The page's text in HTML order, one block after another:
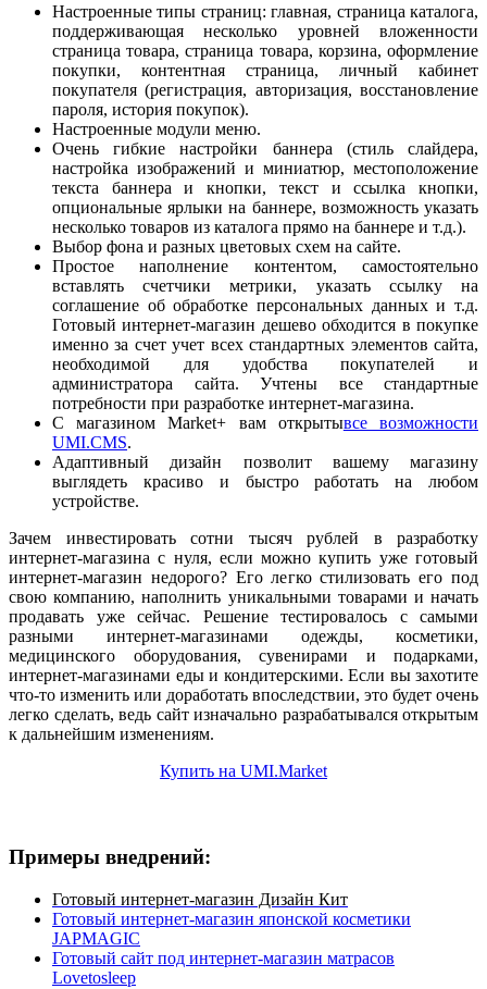
Настроенные типы страниц: главная, страница каталога,
поддерживающая несколько уровней вложенности
страница товара, страница товара, корзина, оформление
покупки, контентная страница, личный кабинет
покупателя (регистрация, авторизация, восстановление
пароля, история покупок).
Настроенные модули меню.
Очень гибкие настройки баннера (стиль слайдера,
настройка изображений и миниатюр, местоположение
текста баннера и кнопки, текст и ссылка кнопки,
опциональные ярлыки на баннере, возможность указать
несколько товаров из каталога прямо на баннере и т.д.).
Выбор фона и разных цветовых схем на сайте.
Простое наполнение контентом, самостоятельно
вставлять счетчики метрики, указать ссылку на
соглашение об обработке персональных данных и т.д.
Готовый интернет-магазин дешево обходится в покупке
именно за счет учет всех стандартных элементов сайта,
необходимой для удобства покупателей и
администратора сайта. Учтены все стандартные
потребности при разработке интернет-магазина.
С магазином Market+ вам открытывсе возможности
UMI.CMS.
Адаптивный дизайн позволит вашему магазину
выглядеть красиво и быстро работать на любом
устройстве.
Зачем инвестировать сотни тысяч рублей в разработку
интернет-магазина с нуля, если можно купить уже готовый
интернет-магазин недорого? Его легко стилизовать его под
свою компанию, наполнить уникальными товарами и начать
продавать уже сейчас. Решение тестировалось с самыми
разными интернет-магазинами одежды, косметики,
медицинского оборудования, сувенирами и подарками,
интернет-магазинами еды и кондитерскими. Если вы захотите
что-то изменить или доработать впоследствии, это будет очень
легко сделать, ведь сайт изначально разрабатывался открытым
к дальнейшим изменениям.
Купить на UMI.Market
Примеры внедрений:
Готовый интернет-магазин Дизайн Кит
Готовый интернет-магазин японской косметики
JAPMAGIC
Готовый сайт под интернет-магазин матрасов
Lovetosleep